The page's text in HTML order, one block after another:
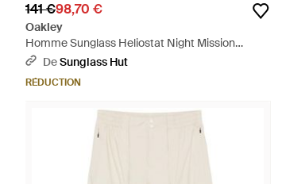
141 €98,70 €
Oakley
Homme Sunglass Heliostat Night Mission
Collection - Noir
DeSunglass Hut
RÉDUCTION